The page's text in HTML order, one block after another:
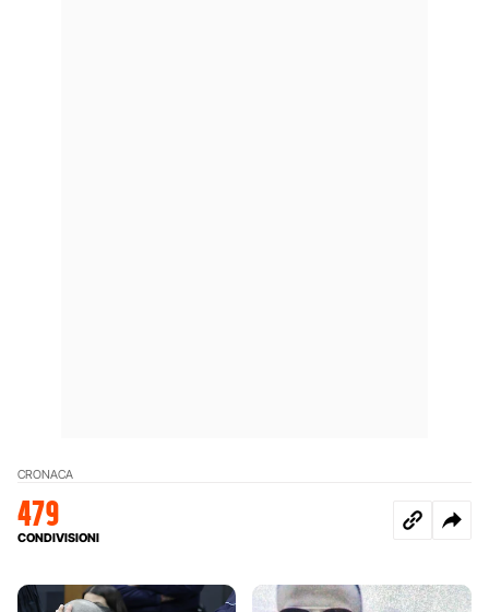
CRONACA
479
CONDIVISIONI